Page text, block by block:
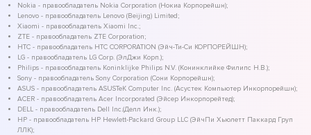
Nokia - правообладатель Nokia Corporation (Нокиа Корпорейшн);
Lenovo - правообладатель Lenovo (Beijing) Limited;
Xiaomi - правообладатель Xiaomi Inc.;
ZTE - правообладатель ZTE Corporation;
HTC - правообладатель HTC CORPORATION (Эйч-Ти-Си КОРПОРЕЙШН);
LG - правообладатель LG Corp. (ЭлДжи Корп.);
Philips - правообладатель Koninklijke Philips N.V. (Конинклийке Филипс Н.В.);
Sony - правообладатель Sony Corporation (Сони Корпорейшн);
ASUS - правообладатель ASUSTeK Computer Inc. (Асустек Компьютер Инкорпорейшн);
ACER - правообладатель Acer Incorporated (Эйсер Инкорпорейтед);
DELL - правообладатель Dell Inc.(Делл Инк.);
HP - правообладатель HP Hewlett-Packard Group LLC (ЭйчПи Хьюлетт Паккард Груп
ЛЛК);